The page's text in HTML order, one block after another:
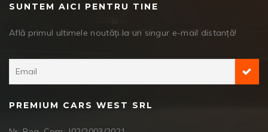
SUNTEM AICI PENTRU TINE
Află primul ultimele noutăți la un singur e-mail distanță!
PREMIUM CARS WEST SRL